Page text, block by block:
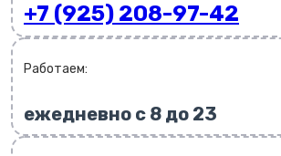
+7 (925) 208-97-42
Работаем:
ежедневно с 8 до 23